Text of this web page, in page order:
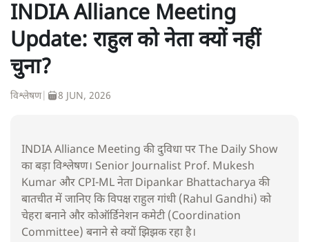
INDIA Alliance Meeting
Update: राहुल को नेता क्यों नहीं
चुना?
विश्लेषण| 8 JUN, 2026
INDIA Alliance Meeting की दुविधा पर The Daily Show
का बड़ा विश्लेषण। Senior Journalist Prof. Mukesh
Kumar और CPI-ML नेता Dipankar Bhattacharya की
बातचीत में जानिए कि विपक्ष राहुल गांधी (Rahul Gandhi) को
चेहरा बनाने और कोऑर्डिनेशन कमेटी (Coordination
Committee) बनाने से क्यों झिझक रहा है।